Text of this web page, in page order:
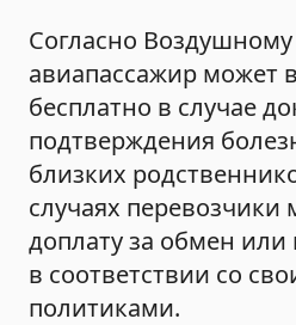
Согласно Воздушному
авиапассажир может
бесплатно в случае
подтверждения
близких
случаях перевозчики
доплату за обмен или
в соответствии со
политиками.